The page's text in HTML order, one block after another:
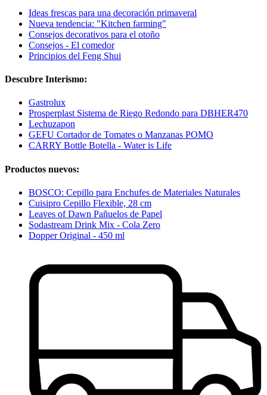
Ideas frescas para una decoración primaveral
Nueva tendencia: "Kitchen farming"
Consejos decorativos para el otoño
Consejos - El comedor
Principios del Feng Shui
Descubre Interismo:
Gastrolux
Prosperplast Sistema de Riego Redondo para DBHER470
Lechuzapon
GEFU Cortador de Tomates o Manzanas POMO
CARRY Bottle Botella - Water is Life
Productos nuevos:
BOSCO: Cepillo para Enchufes de Materiales Naturales
Cuisipro Cepillo Flexible, 28 cm
Leaves of Dawn Pañuelos de Papel
Sodastream Drink Mix - Cola Zero
Dopper Original - 450 ml